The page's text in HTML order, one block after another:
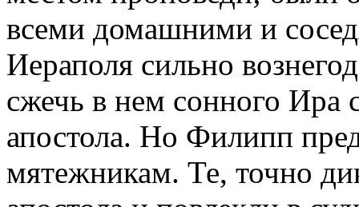
всеми домашними и
Иераполя сильно
сжечь в нем сонного
апостола. Но Филипп
мятежникам. Те, точно